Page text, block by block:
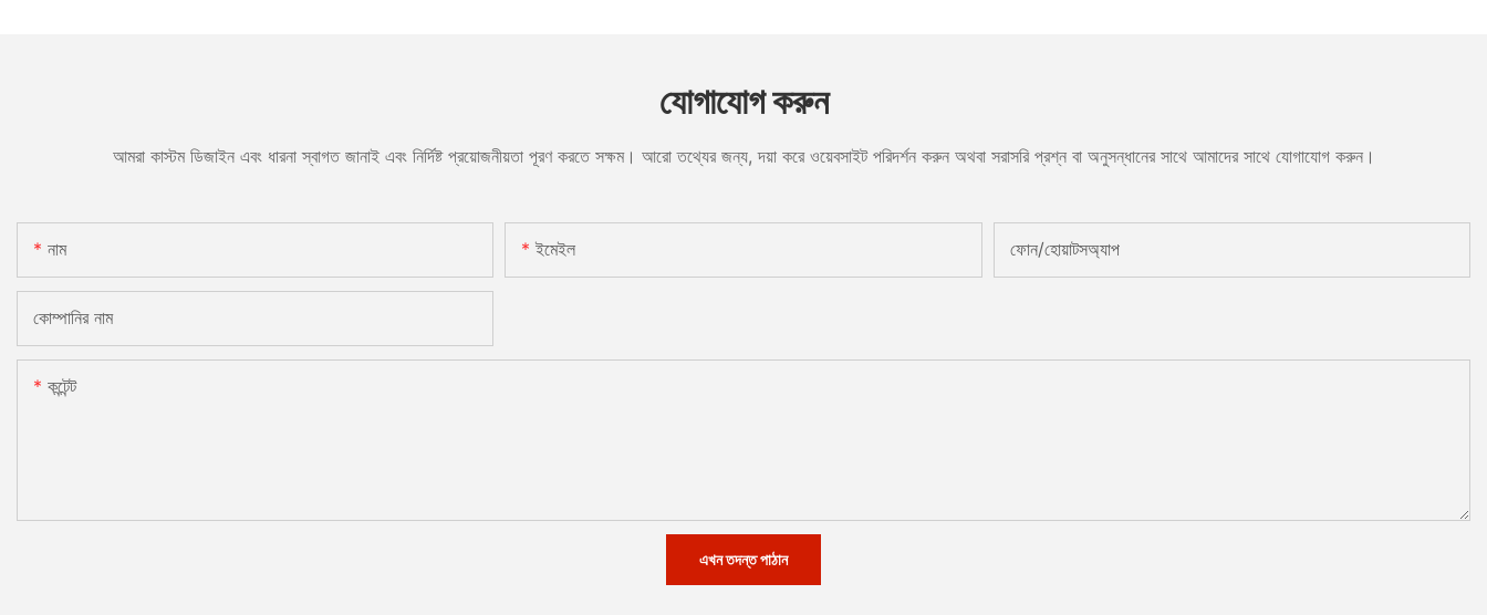
যোগাযোগ করুন
আমরা কাস্টম ডিজাইন এবং ধারনা স্বাগত জানাই এবং নির্দিষ্ট প্রয়োজনীয়তা পূরণ করতে সক্ষম। আরো তথ্যের জন্য, দয়া করে ওয়েবসাইট পরিদর্শন করুন অথবা সরাসরি প্রশ্ন বা অনুসন্ধানের সাথে আমাদের সাথে যোগাযোগ করুন।
নাম ইমেইল ফোন/হোয়াটসঅ্যাপ
কোম্পানির নাম
কন্টেন্ট
এখন তদন্ত পাঠান